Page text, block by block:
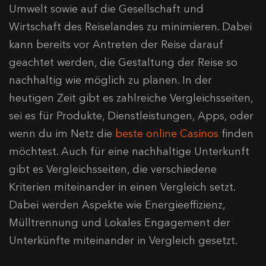
Umwelt sowie auf die Gesellschaft und
Wirtschaft des Reiselandes zu minimieren. Dabei
kann bereits vor Antreten der Reise darauf
geachtet werden, die Gestaltung der Reise so
nachhaltig wie möglich zu planen. In der
heutigen Zeit gibt es zahlreiche Vergleichsseiten,
sei es für Produkte, Dienstleistungen, Apps, oder
wenn du im Netz die beste online Casinos finden
möchtest. Auch für eine nachhaltige Unterkunft
gibt es Vergleichsseiten, die verschiedene
Kriterien miteinander in einen Vergleich setzt.
Dabei werden Aspekte wie Energieeffizienz,
Mülltrennung und Lokales Engagement der
Unterkünfte miteinander in Vergleich gesetzt.